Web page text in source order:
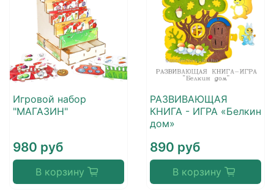
Игровой набор
"МАГАЗИН"
980 руб
В корзину
РАЗВИВАЮЩАЯ
КНИГА - ИГРА «Белкин
дом»
890 руб
В корзину